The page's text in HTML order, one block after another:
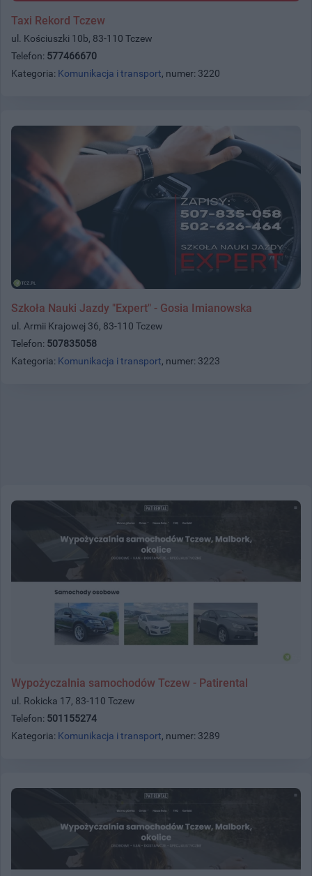
Taxi Rekord Tczew
ul. Kościuszki 10b, 83-110 Tczew
Telefon: 577466670
Kategoria: Komunikacja i transport, numer: 3220
Szkoła Nauki Jazdy "Expert" - Gosia Imianowska
ul. Armii Krajowej 36, 83-110 Tczew
Telefon: 507835058
Kategoria: Komunikacja i transport, numer: 3223
Wypożyczalnia samochodów Tczew - Patirental
ul. Rokicka 17, 83-110 Tczew
Telefon: 501155274
Kategoria: Komunikacja i transport, numer: 3289